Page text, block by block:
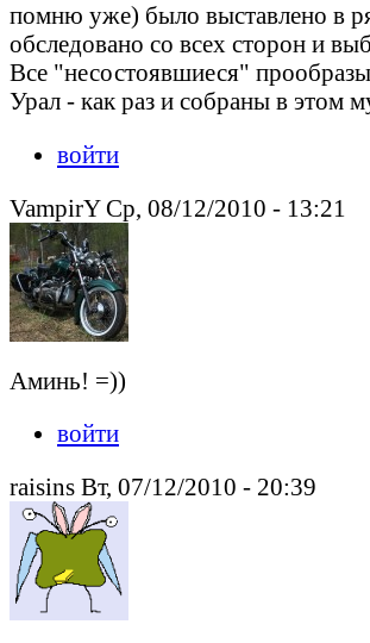
помню уже) было выставлено в
обследовано со всех сторон и
Все "несостоявшиеся"
Урал - как раз и собраны в этом
войти
VampirY Ср, 08/12/2010 - 13:21
Аминь! =))
войти
raisins Вт, 07/12/2010 - 20:39